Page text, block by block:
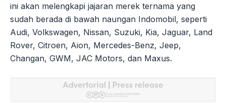
ini akan melengkapi jajaran merek ternama yang
sudah berada di bawah naungan Indomobil, seperti
Audi, Volkswagen, Nissan, Suzuki, Kia, Jaguar, Land
Rover, Citroen, Aion, Mercedes-Benz, Jeep,
Changan, GWM, JAC Motors, dan Maxus.